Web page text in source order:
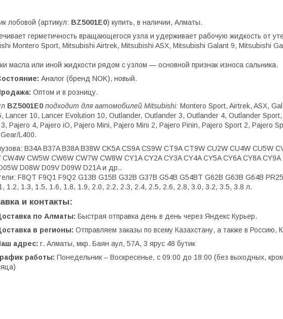
лобовой (артикул: BZ5001E0) купить, в наличии, Алматы.
герметичность вращающегося узла и удерживает рабочую жидкость от
Montero Sport, Mitsubishi Airtrek, Mitsubishi ASX, Mitsubishi Galant 9, Mitsubishi
масла или иной жидкости рядом с узлом — основной признак износа сальника.
Аналог (бренд NOK), новый.
Оптом и в розницу.
BZ5001E0 подходит для автомобилей Mitsubishi: Montero Sport, Airtrek, ASX,
Lancer 10, Lancer Evolution 10, Outlander, Outlander 3, Outlander 4, Outlander
Pajero 4, Pajero iO, Pajero Mini, Pajero Mini 2, Pajero Pinin, Pajero Sport 2, Pajero
L400.
B34A B37A B38A B38W CK5A CS9A CS9W CT9A CT9W CU2W CU4W CU5W
CW4W CW5W CW6W CW7W CW8W CY1A CY2A CY3A CY4A CY5A CY6A CY8A
D08W D09V D09W D21A и др..
F8QT F9Q1 F9Q2 G13B G15B G32B G37B G54B G54BT G62B G63B G64B
1.2, 1.3, 1.5, 1.6, 1.8, 1.9, 2.0, 2.2, 2.3, 2.4, 2.5, 2.6, 2.8, 3.0, 3.2, 3.5, 3.8 л.
и контакты:
по Алматы: Быстрая отправка день в день через Яндекс Курьер.
в регионы: Отправляем заказы по всему Казахстану, а также в Россию,
адрес: г. Алматы, мкр. Баян аул, 57А, 3 ярус 48 бутик
работы: Понедельник – Воскресенье, с 09:00 до 18:00 (без выходных,